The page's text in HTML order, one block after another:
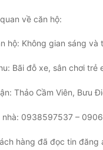
về căn hộ:
hộ: Không gian sáng
Bãi đỗ xe, sân chơi
Thảo Cầm Viên, Bưu
nhà: 0938597537 –
hàng đã đọc tin đăng